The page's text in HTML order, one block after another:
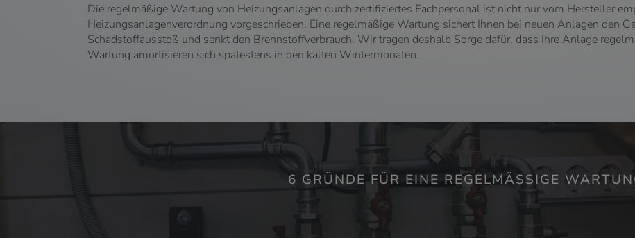
Die regelmäßige Wartung von Heizungsanlagen durch zertifiziertes Fachpersonal ist nicht nur vom Hersteller
Heizungsanlagenverordnung vorgeschrieben. Eine regelmäßige Wartung sichert Ihnen bei neuen Anlagen den
Schadstoffausstoß und senkt den Brennstoffverbrauch. Wir tragen deshalb Sorge dafür, dass Ihre Anlage
Wartung amortisieren sich spätestens in den kalten Wintermonaten.
6 GRÜNDE FÜR EINE REGELMÄSSIGE WARTUNG